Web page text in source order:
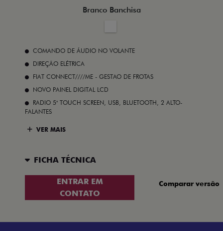
Branco Banchisa
COMANDO DE ÁUDIO NO VOLANTE
DIREÇÃO ELÉTRICA
FIAT CONNECT////ME - GESTAO DE FROTAS
NOVO PAINEL DIGITAL LCD
RADIO 5" TOUCH SCREEN, USB, BLUETOOTH, 2 ALTO-
FALANTES
VER MAIS
FICHA TÉCNICA
ENTRAR EM
CONTATO
Comparar versão